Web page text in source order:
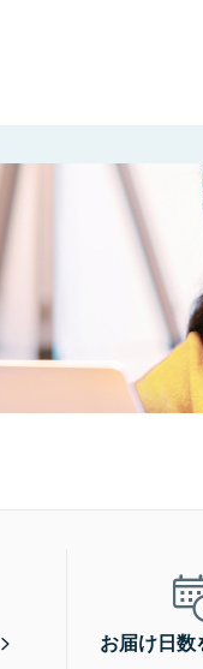
お届け日数